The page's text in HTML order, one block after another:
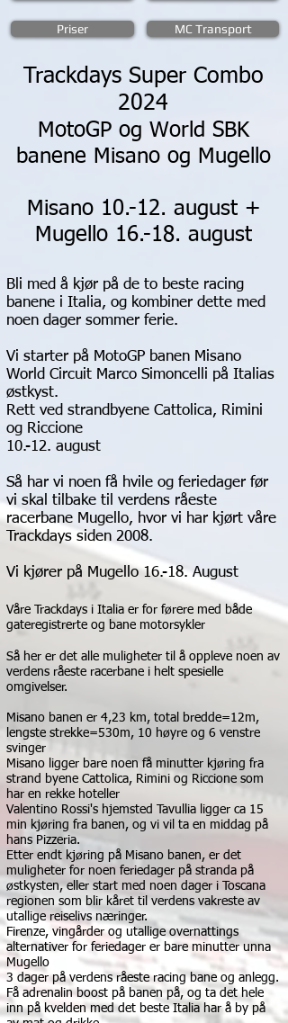
Priser MC Transport
Trackdays Super Combo
2024
MotoGP og World SBK
banene Misano og Mugello
Misano 10.-12. august +
Mugello 16.-18. august
Bli med å kjør på de to beste racing
banene i Italia, og kombiner dette med
noen dager sommer ferie.
Vi starter på MotoGP banen Misano
World Circuit Marco Simoncelli på Italias
østkyst.
Rett ved strandbyene Cattolica, Rimini
og Riccione
10.-12. august
Så har vi noen få hvile og feriedager før
vi skal tilbake til verdens råeste
racerbane Mugello, hvor vi har kjørt våre
Trackdays siden 2008.
Vi kjører på Mugello 16.-18. August
Våre Trackdays i Italia er for førere med både
gateregistrerte og bane motorsykler
Så her er det alle muligheter til å oppleve noen av
verdens råeste racerbane i helt spesielle
omgivelser.
Misano banen er 4,23 km, total bredde=12m,
lengste strekke=530m, 10 høyre og 6 venstre
svinger
Misano ligger bare noen få minutter kjøring fra
strand byene Cattolica, Rimini og Riccione som
har en rekke hoteller
Valentino Rossi's hjemsted Tavullia ligger ca 15
min kjøring fra banen, og vi vil ta en middag på
hans Pizzeria.
Etter endt kjøring på Misano banen, er det
muligheter for noen feriedager på stranda på
østkysten, eller start med noen dager i Toscana
regionen som blir kåret til verdens vakreste av
utallige reiselivs næringer.
Firenze, vingårder og utallige overnattings
alternativer for feriedager er bare minutter unna
Mugello
3 dager på verdens råeste racing bane og anlegg.
Få adrenalin boost på banen på, og ta det hele
inn på kvelden med det beste Italia har å by på